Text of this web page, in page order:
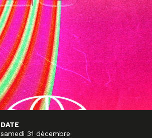
DATE
samedi 31 décembre